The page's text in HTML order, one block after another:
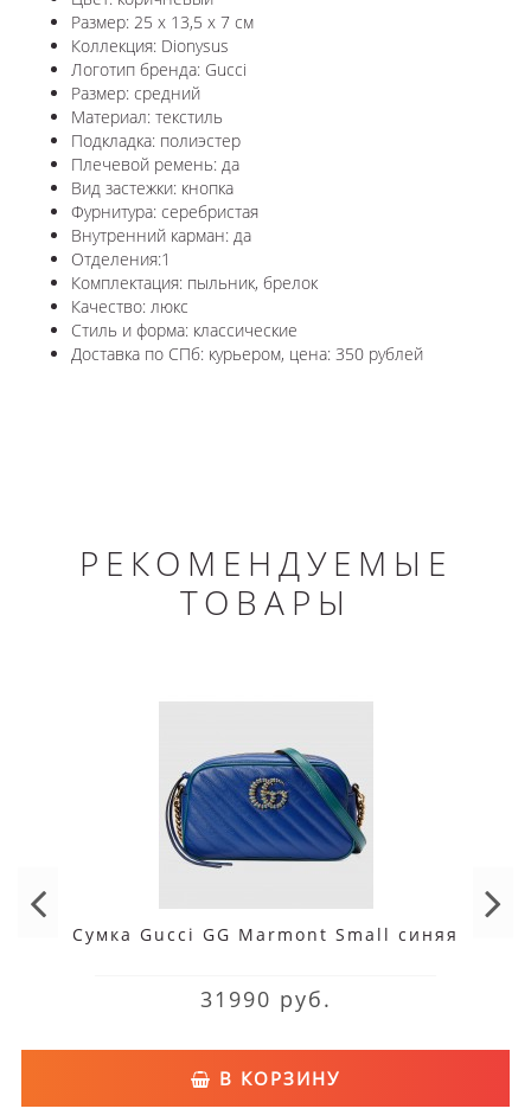
Размер: 25 х 13,5 х 7 см
Коллекция: Dionysus
Логотип бренда: Gucci
Размер: средний
Материал: текстиль
Подкладка: полиэстер
Плечевой ремень: да
Вид застежки: кнопка
Фурнитура: серебристая
Внутренний карман: да
Отделения:1
Комплектация: пыльник, брелок
Качество: люкс
Стиль и форма: классические
Доставка по СПб: курьером, цена: 350 рублей
РЕКОМЕНДУЕМЫЕ
ТОВАРЫ
Сумка Gucci GG Marmont Small синяя
31990 руб.
В КОРЗИНУ